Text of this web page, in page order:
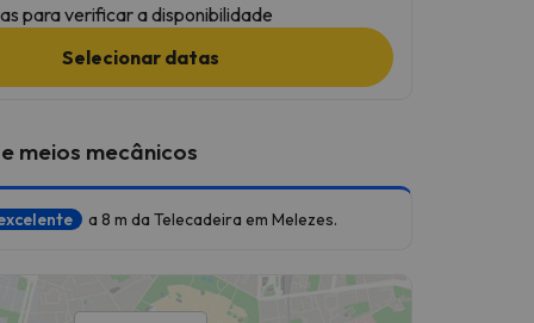
para verificar a disponibilidade
Selecionar datas
meios mecânicos
a 8 m da Telecadeira em Melezes.